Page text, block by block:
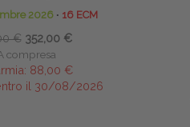
2026 ∙ 16 ECM
€ 352,00 €
compresa
88,00 €
il 30/08/2026